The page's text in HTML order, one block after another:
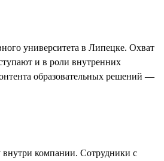
университета в Липецке. Охват
и в роли внутренних
образовательных решений —
внутри компании. Сотрудники с